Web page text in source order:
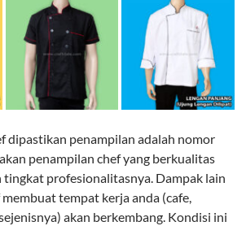
dipastikan penampilan adalah nomor
penampilan chef yang berkualitas
tingkat profesionalitasnya. Dampak lain
tempat kerja anda (cafe,
akan berkembang. Kondisi ini